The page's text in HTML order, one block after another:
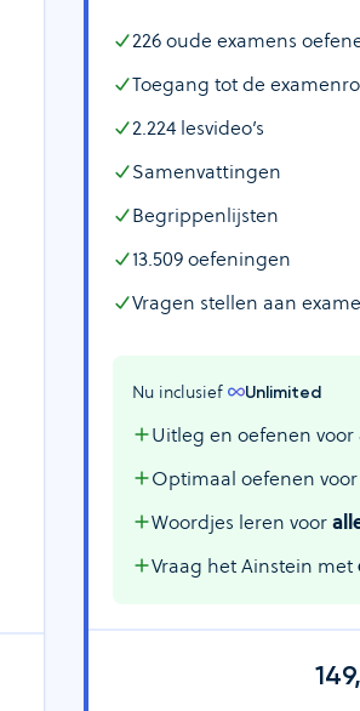
226oude examens
Toegang tot de
2.224lesvideo’s
Samenvattingen
Begrippenlijsten
13.509oefeningen
Vragen stellen aan
Nu inclusief Unlimited
Uitleg en oefenen voor
Optimaal oefenen voor
Woordjes leren voor
Vraag het Ainstein met